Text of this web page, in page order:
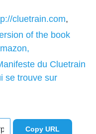
cluetrain.com,
of the book
du Cluetrain
se trouve sur
Copy URL